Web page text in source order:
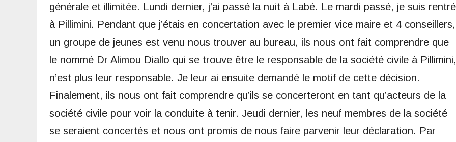
générale et illimitée. Lundi dernier, j’ai passé la nuit à Labé. Le mardi passé, je suis rentré
à Pillimini. Pendant que j’étais en concertation avec le premier vice maire et 4 conseillers,
un groupe de jeunes est venu nous trouver au bureau, ils nous ont fait comprendre que
le nommé Dr Alimou Diallo qui se trouve être le responsable de la société civile à Pillimini,
n’est plus leur responsable. Je leur ai ensuite demandé le motif de cette décision.
Finalement, ils nous ont fait comprendre qu’ils se concerteront en tant qu’acteurs de la
société civile pour voir la conduite à tenir. Jeudi dernier, les neuf membres de la société
se seraient concertés et nous ont promis de nous faire parvenir leur déclaration. Par